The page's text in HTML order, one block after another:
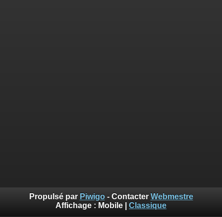
Propulsé par Piwigo- Contacter Webmestre
Affichage : Mobile Classique